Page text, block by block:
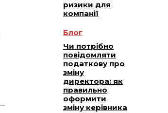
ризики для
компанії
Блог
Чи потрібно
повідомляти
податкову про
зміну
директора: як
правильно
оформити
зміну керівника